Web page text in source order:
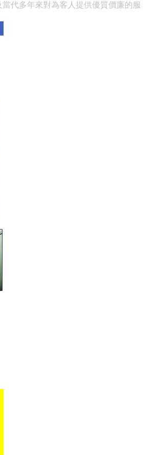
代多年來對為客人提供優質價廉的服